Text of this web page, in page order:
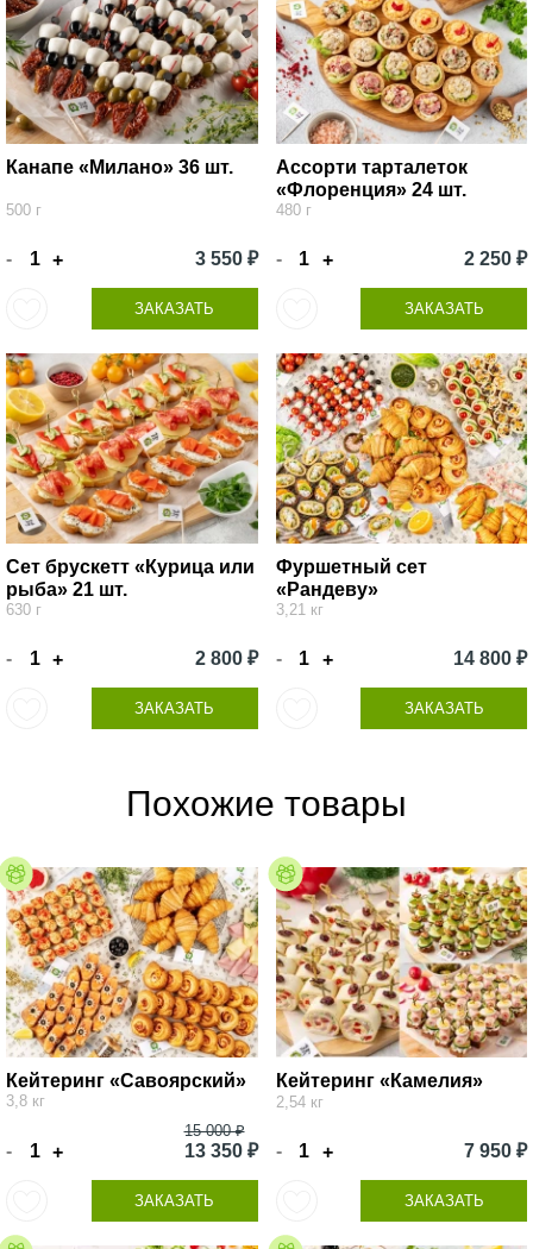
Канапе «Милано» 36 шт.
500 г
- + 3 550 ₽
ЗАКАЗАТЬ
Ассорти тарталеток
«Флоренция» 24 шт.
480 г
- + 2 250 ₽
ЗАКАЗАТЬ
Сет брускетт «Курица или
рыба» 21 шт.
630 г
- + 2 800 ₽
ЗАКАЗАТЬ
Фуршетный сет
«Рандеву»
3,21 кг
- + 14 800 ₽
ЗАКАЗАТЬ
Похожие товары
Кейтеринг «Савоярский»
3,8 кг
- +
15 000 ₽
13 350 ₽
ЗАКАЗАТЬ
Кейтеринг «Камелия»
2,54 кг
- + 7 950 ₽
ЗАКАЗАТЬ